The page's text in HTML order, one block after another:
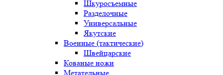
Шкуросъемные
Разделочные
Универсальные
Якутские
Военные (тактические)
Швейцарские
Кованые ножи
Метательные